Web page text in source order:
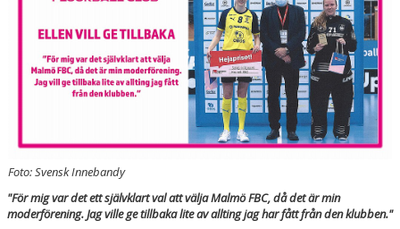
HALL OF FAME
Foto: Svensk Innebandy
"För mig var det ett självklart val att välja Malmö FBC, då det är min
moderförening. Jag ville ge tillbaka lite av allting jag har fått från den klubben."